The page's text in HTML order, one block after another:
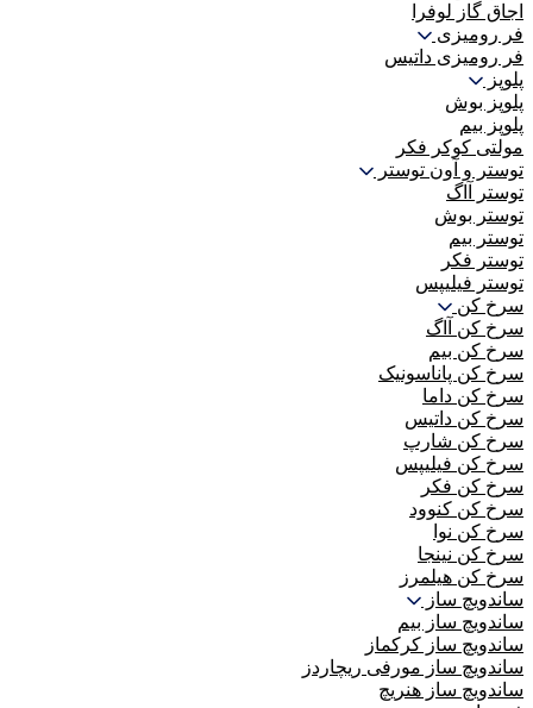
اجاق گاز لوفرا
فر رومیزی
فر رومیزی داتیس
پلوپز
پلوپز بوش
پلوپز بیم
مولتی کوکر فکر
توستر و آون توستر
توستر آاگ
توستر بوش
توستر بیم
توستر فکر
توستر فیلیپس
سرخ کن
سرخ کن آاگ
سرخ کن بیم
سرخ کن پاناسونیک
سرخ کن داما
سرخ کن داتیس
سرخ کن شارپ
سرخ کن فیلیپس
سرخ کن فکر
سرخ کن کنوود
سرخ کن نوا
سرخ کن نینجا
سرخ کن هیلمرز
ساندویچ ساز
ساندویچ ساز بیم
ساندویچ ساز کرکماز
ساندویچ ساز مورفی ریچاردز
ساندویچ ساز هنریچ